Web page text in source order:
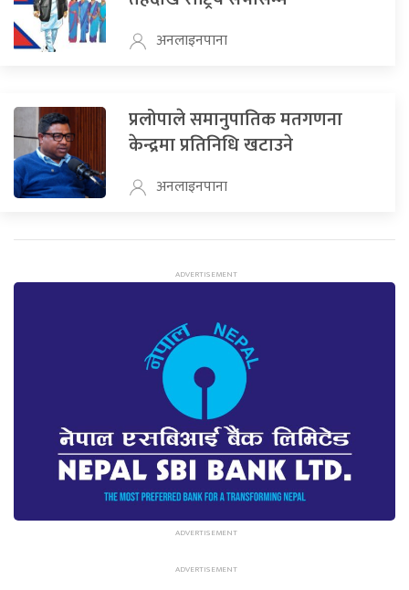
अनलाइनपाना
प्रलोपाले समानुपातिक मतगणना
केन्द्रमा प्रतिनिधि खटाउने
अनलाइनपाना